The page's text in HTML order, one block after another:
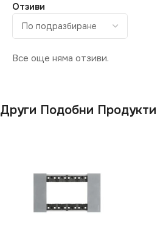
Отзиви
Все още няма отзиви.
Други Подобни Продукти